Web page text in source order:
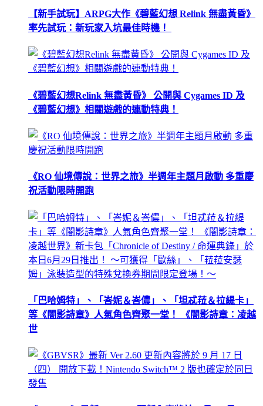
【新手試玩】ARPG大作《碧藍幻想 Relink 無盡黃昏》
率先試玩：新玩家入坑最佳時機！
《碧藍幻想Relink 無盡黃昏》 公開與 Cygames ID 及
《碧藍幻想》相關遊戲的連動特典！
《RO 仙境傳說：世界之旅》半週年主題月啟動 多重慶
祝活動限時開跑
「巴哈姆特」、「峇妮＆峇儂」、「坦忒菈＆拉緹卡」
等《闇影詩章》人氣角色齊聚一堂！ 《闇影詩章：凌越
世